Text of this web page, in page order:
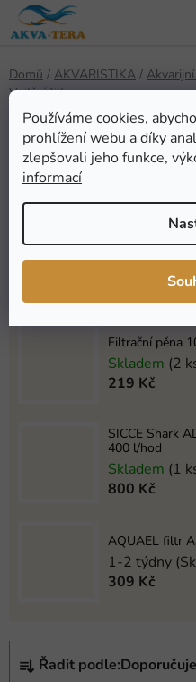
Používáme cookies,
prohlížení webu a díky
zlepšovali jeho funkce,
informací
Přejít
na
Domů / AKVARISTIKA /
Vnitřní filtry
Vnitřní filtry
Nejprodávanější
Hygger
Skladem(2
Filtrační pěna
Skladem (2
219 Kč
SICCE Shark
400 l/hod
Skladem (1
800 Kč
AQUAEL filtr
1-2 týdny
309 Kč
Ř
Řadit podle: